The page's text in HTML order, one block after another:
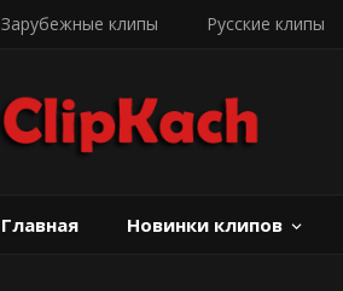
Зарубежные клипы Русские клипы
Главная Новинки клипов